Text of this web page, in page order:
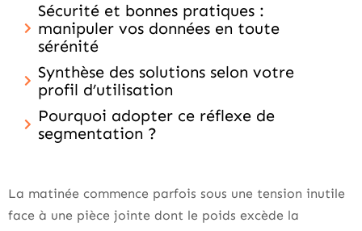
Sécurité et bonnes pratiques :
manipuler vos données en toute
sérénité
Synthèse des solutions selon votre
profil d’utilisation
Pourquoi adopter ce réflexe de
segmentation ?
La matinée commence parfois sous une tension inutile
face à une pièce jointe dont le poids excède la